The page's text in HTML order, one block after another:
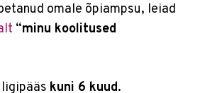
omale õpiampsu, leiad
“minu koolitused
kuni 6 kuud.